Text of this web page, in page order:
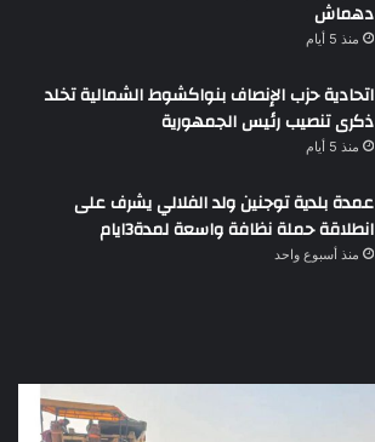
دهماش
منذ 5 أيام
اتحادية حزب الإنصاف بنواكشوط الشمالية تخلد
ذكرى تنصيب رئيس الجمهورية
منذ 5 أيام
عمدة بلدية توجنين ولد الفلالي يشرف على
انطلاقة حملة نظافة واسعة لمدة3ايام
منذ أسبوع واحد